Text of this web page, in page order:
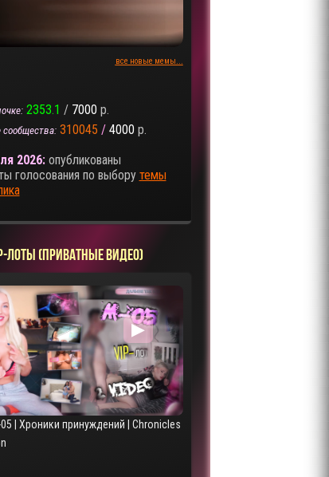
все новые мемы...
2353.1 / 7000 р.
сообщества: 310045 / 4000 р.
2026:опубликованы
голосования по выбору темы
ЛОТЫ (ПРИВАТНЫЕ ВИДЕО)
▶
| Хроники принуждений | Chronicles